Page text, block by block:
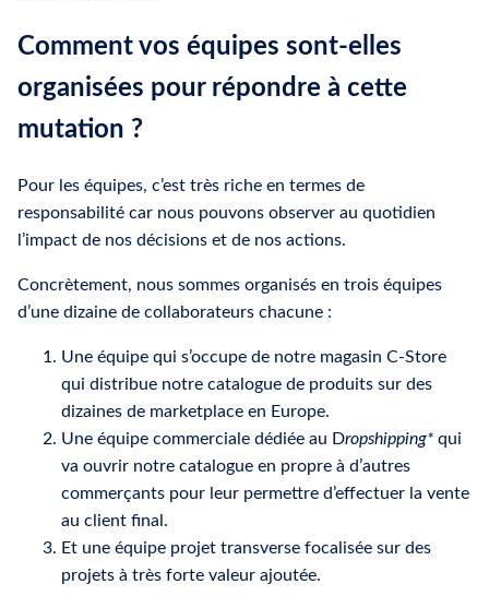
Comment vos équipes sont-elles
organisées pour répondre à cette
mutation ?
Pour les équipes, c’est très riche en termes de
responsabilité car nous pouvons observer au quotidien
l’impact de nos décisions et de nos actions.
Concrètement, nous sommes organisés en trois équipes
d’une dizaine de collaborateurs chacune :
Une équipe qui s’occupe de notre magasin C-Store
qui distribue notre catalogue de produits sur des
dizaines de marketplace en Europe.
Une équipe commerciale dédiée au Dropshipping* qui
va ouvrir notre catalogue en propre à d’autres
commerçants pour leur permettre d’effectuer la vente
au client final.
Et une équipe projet transverse focalisée sur des
projets à très forte valeur ajoutée.